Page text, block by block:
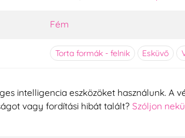
Fém
Torta formák - felnik Esküvő
intelligencia eszközöket használunk. A
vagy fordítási hibát talált? Szóljon